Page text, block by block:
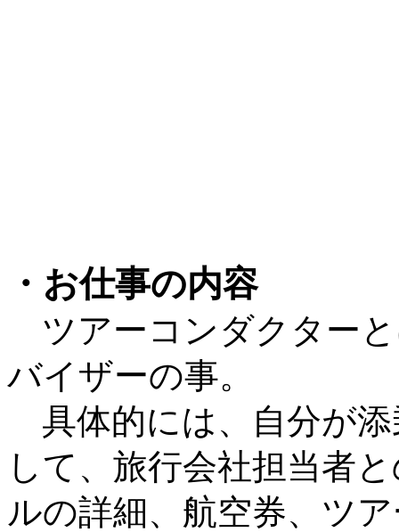
・お仕事の内容
ツアーコンダクター
バイザーの事。
具体的には、自分が
して、旅行会社担当者
ルの詳細、航空券、ツ